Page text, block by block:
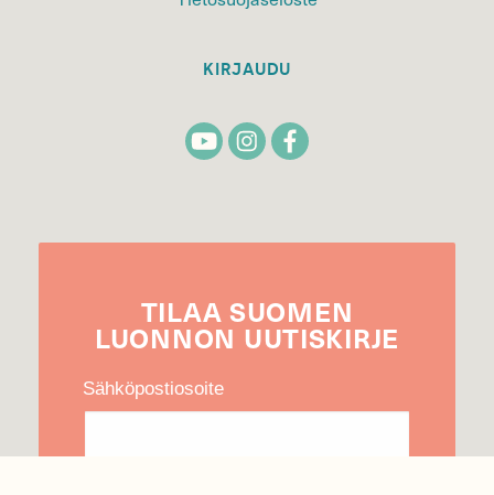
KIRJAUDU
TILAA SUOMEN
LUONNON UUTIS­KIRJE
Sähköpostiosoite